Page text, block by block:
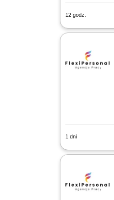
12 godz.
1 dni